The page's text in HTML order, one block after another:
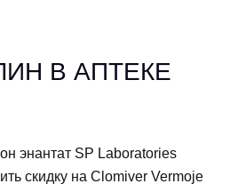
В АПТЕКЕ
энантат SP Laboratories
скидку на Clomiver Vermoje